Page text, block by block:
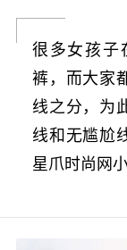
很多女孩子
裤，而大家
线之分，为
线和无尴尬
星爪时尚网